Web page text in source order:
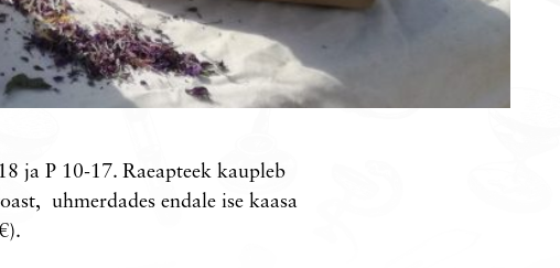
ja P 10-17. Raeapteek kaupleb
uhmerdades endale ise kaasa